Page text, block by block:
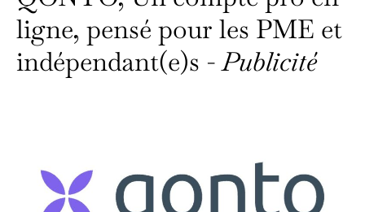
ligne, pensé pour les PME et
indépendant(e)s -Publicité